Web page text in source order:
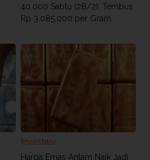
40.000 Sabtu (28/2), Tembus
Rp 3.085.000 per Gram
Investasi
Harga Emas Antam Naik Jadi